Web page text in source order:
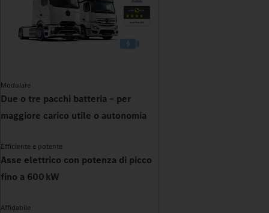
Modulare
Due o tre pacchi batteria – per
maggiore carico utile o autonomia
Efficiente e potente
Asse elettrico con potenza di picco
fino a 600 kW
Affidabile